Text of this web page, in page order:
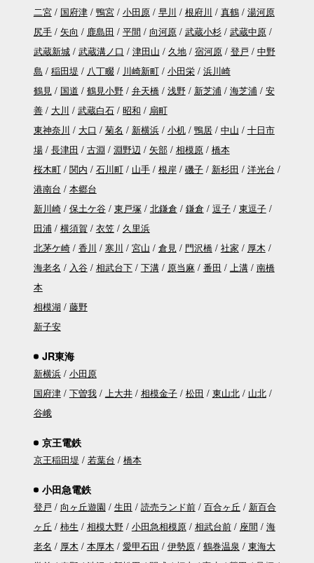
二宮
国府津 鴨宮 小田原 早川 根府川 真鶴
湯河原
尻手
矢向 鹿島田 平間 向河原 武蔵小杉
武蔵中原
武蔵新城
武蔵溝ノ口 津田山 久地 宿河原 登戸
中野
島
稲田堤 八丁畷 川崎新町 小田栄
浜川崎
鶴見
国道 鶴見小野 弁天橋 浅野 新芝浦 海芝浦
安
善
大川 武蔵白石 昭和
扇町
東神奈川
大口 菊名 新横浜 小机 鴨居 中山
十日市
場
長津田 古淵 淵野辺 矢部 相模原
橋本
桜木町
関内 石川町 山手 根岸 磯子 新杉田
洋光台
港南台
本郷台
新川崎
保土ケ谷 東戸塚 北鎌倉 鎌倉 逗子
東逗子
田浦
横須賀 衣笠
久里浜
北茅ケ崎
香川 寒川 宮山 倉見 門沢橋 社家
厚木
海老名
入谷 相武台下 下溝 原当麻 番田 上溝
南橋
本
相模湖
藤野
新子安
JR東海
新横浜
小田原
国府津
下曽我 上大井 相模金子 松田 東山北
山北
谷峨
京王電鉄
京王稲田堤 若葉台 橋本
小田急電鉄
登戸 向ヶ丘遊園 生田 読売ランド前 百合ヶ丘
新百合
ヶ丘
柿生 相模大野 小田急相模原 相武台前 座間
海
老名
厚木 本厚木 愛甲石田 伊勢原 鶴巻温泉
東海大